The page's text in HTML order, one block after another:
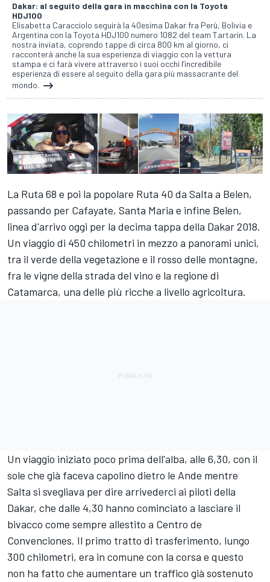
Dakar: al seguito della gara in macchina con la Toyota
HDJ100
Elisabetta Caracciolo seguirà la 40esima Dakar fra Perù, Bolivia e
Argentina con la Toyota HDJ100 numero 1082 del team Tartarin. La
nostra inviata, coprendo tappe di circa 800 km al giorno, ci
racconterà anche la sua esperienza di viaggio con la vettura
stampa e ci farà vivere attraverso i suoi occhi l’incredibile
esperienza di essere al seguito della gara più massacrante del
mondo.
La Ruta 68 e poi la popolare Ruta 40 da Salta a Belen,
passando per Cafayate, Santa Maria e infine Belen,
linea d'arrivo oggi per la decima tappa della Dakar 2018.
Un viaggio di 450 chilometri in mezzo a panorami unici,
tra il verde della vegetazione e il rosso delle montagne,
fra le vigne della strada del vino e la regione di
Catamarca, una delle più ricche a livello agricoltura.
Un viaggio iniziato poco prima dell'alba, alle 6,30, con il
sole che già faceva capolino dietro le Ande mentre
Salta si svegliava per dire arrivederci ai piloti della
Dakar, che dalle 4,30 hanno cominciato a lasciare il
bivacco come sempre allestito a Centro de
Convenciones. Il primo tratto di trasferimento, lungo
300 chilometri, era in comune con la corsa e questo
non ha fatto che aumentare un traffico già sostenuto